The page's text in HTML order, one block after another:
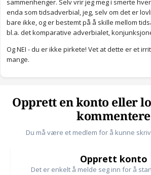
sammenhenger. Selv vrir jeg meg i smerte
enda som tidsadverbial, jeg, selv om det er
bare ikke, og er bestemt på å skille mellom
bl.a. det komparative adverbialet,
Og NEI - du er ikke pirkete! Vet at dette er et
mange.
Opprett en konto eller
kommentere
Du må være et medlem for å kunne
Opprett konto
Det er enkelt å melde seg inn for å